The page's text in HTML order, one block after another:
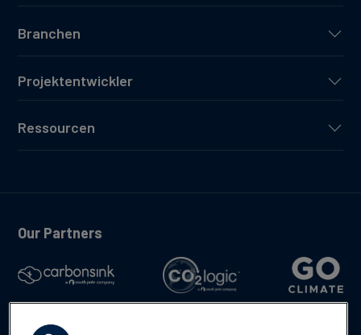
Branchen
Projektentwickler
Ressourcen
Our Partners